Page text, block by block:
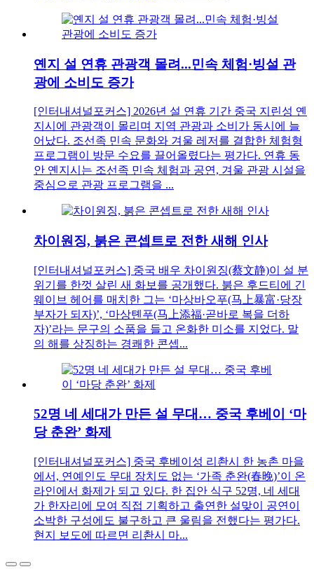
옌지 설 연휴 관광객 몰려...민속 체험·빙설 관
광에 소비도 증가
[인터내셔널포커스] 2026년 설 연휴 기간 중국 지린성 옌
지시에 관광객이 몰리며 지역 관광과 소비가 동시에 늘
어났다. 조선족 민속 문화와 겨울 레저를 결합한 체험형
프로그램이 방문 수요를 끌어올렸다는 평가다. 연휴 동
안 옌지시는 조선족 민속 체험과 공연, 겨울 관광 시설을
중심으로 관광 프로그램을 ...
차이원징, 붉은 콘셉트로 전한 새해 인사
[인터내셔널포커스] 중국 배우 차이원징(蔡文静)이 설 분
위기를 한껏 살린 새 화보를 공개했다. 붉은 후드티에 긴
웨이브 헤어를 매치한 그는 ‘마상바오푸(马上暴富·당장
부자가 되자)’, ‘마상톈푸(马上添福·곧바로 복을 더하
자)’라는 문구의 소품을 들고 온화한 미소를 지었다. 말
의 해를 상징하는 경쾌한 콘셉...
52명 네 세대가 만든 설 무대… 중국 후베이 ‘마
당 춘완’ 화제
[인터내셔널포커스] 중국 후베이성 리촨시 한 농촌 마을
에서, 연예인도 무대 장치도 없는 ‘가족 춘완(春晚)’이 온
라인에서 화제가 되고 있다. 한 집안 식구 52명, 네 세대
가 한자리에 모여 직접 기획하고 출연한 설맞이 공연이
소박한 구성에도 불구하고 큰 울림을 전했다는 평가다.
현지 보도에 따르면 리촨시 마...